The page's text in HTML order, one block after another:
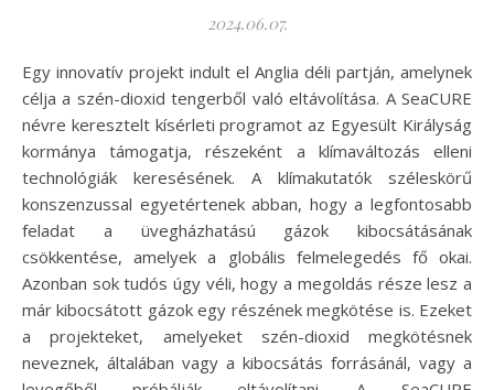
2024.06.07.
Egy innovatív projekt indult el Anglia déli partján, amelynek
célja a szén-dioxid tengerből való eltávolítása. A SeaCURE
névre keresztelt kísérleti programot az Egyesült Királyság
kormánya támogatja, részeként a klímaváltozás elleni
technológiák keresésének. A klímakutatók széleskörű
konszenzussal egyetértenek abban, hogy a legfontosabb
feladat a üvegházhatású gázok kibocsátásának
csökkentése, amelyek a globális felmelegedés fő okai.
Azonban sok tudós úgy véli, hogy a megoldás része lesz a
már kibocsátott gázok egy részének megkötése is. Ezeket
a projekteket, amelyeket szén-dioxid megkötésnek
neveznek, általában vagy a kibocsátás forrásánál, vagy a